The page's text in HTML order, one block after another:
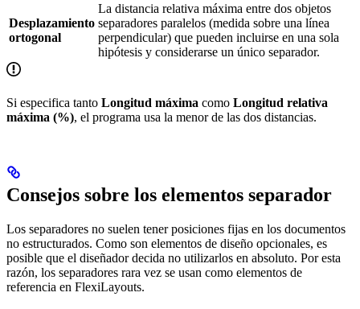
Desplazamiento
ortogonal
La distancia relativa máxima entre dos objetos
separadores paralelos (medida sobre una línea
perpendicular) que pueden incluirse en una sola
hipótesis y considerarse un único separador.
Si especifica tanto Longitud máxima como Longitud relativa
máxima (%), el programa usa la menor de las dos distancias.
Consejos sobre los elementos separador
Los separadores no suelen tener posiciones fijas en los documentos
no estructurados. Como son elementos de diseño opcionales, es
posible que el diseñador decida no utilizarlos en absoluto. Por esta
razón, los separadores rara vez se usan como elementos de
referencia en FlexiLayouts.